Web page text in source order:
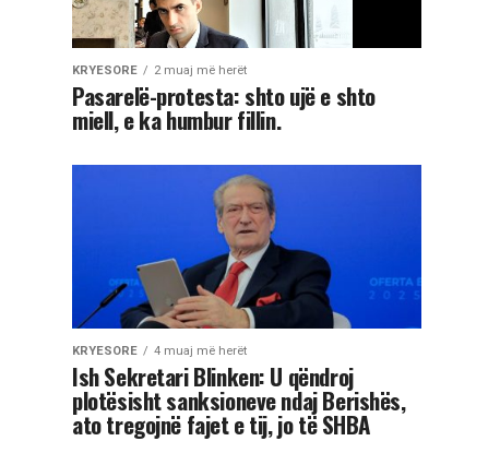
KRYESORE 2 muaj më herët
Pasarelë-protesta: shto ujë e shto
miell, e ka humbur fillin.
KRYESORE 4 muaj më herët
Ish Sekretari Blinken: U qëndroj
plotësisht sanksioneve ndaj Berishës,
ato tregojnë fajet e tij, jo të SHBA